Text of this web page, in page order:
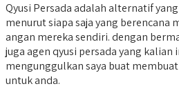
Qyusi Persada adalah alternatif
menurut siapa saja yang berencana
angan mereka sendiri. dengan
juga agen qyusi persada yang
mengunggulkan saya buat
untuk anda.